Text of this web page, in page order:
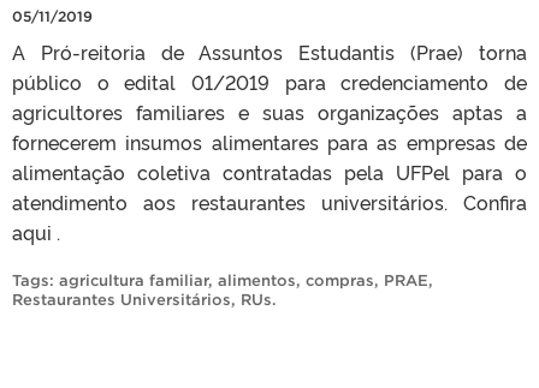
05/11/2019
A Pró-reitoria de Assuntos Estudantis (Prae) torna
público o edital 01/2019 para credenciamento de
agricultores familiares e suas organizações aptas a
fornecerem insumos alimentares para as empresas de
alimentação coletiva contratadas pela UFPel para o
atendimento aos restaurantes universitários. Confira
aqui .
Tags: agricultura familiar, alimentos, compras, PRAE,
Restaurantes Universitários, RUs.